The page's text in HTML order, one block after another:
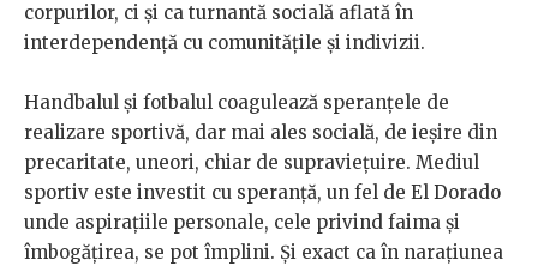
corpurilor, ci și ca turnantă socială aflată în
interdependență cu comunitățile și indivizii.
Handbalul și fotbalul coagulează speranțele de
realizare sportivă, dar mai ales socială, de ieșire din
precaritate, uneori, chiar de supraviețuire. Mediul
sportiv este investit cu speranță, un fel de El Dorado
unde aspirațiile personale, cele privind faima și
îmbogățirea, se pot împlini. Și exact ca în narațiunea